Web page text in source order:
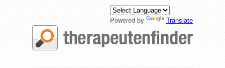
Powered by Translate